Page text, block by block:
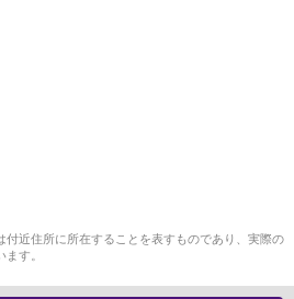
近住所に所在することを表すものであり、実際の
す。